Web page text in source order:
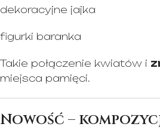
dekoracyjne jajka
figurki baranka
Takie połączenie kwiatów i
miejsca pamięci.
Nowość –